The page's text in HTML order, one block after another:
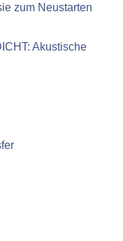
zum Neustarten
Akustische